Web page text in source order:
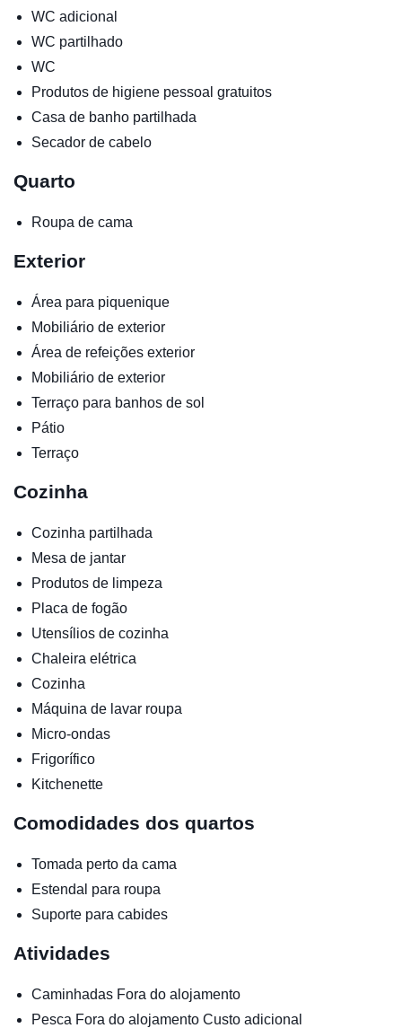
WC adicional
WC partilhado
WC
Produtos de higiene pessoal gratuitos
Casa de banho partilhada
Secador de cabelo
Quarto
Roupa de cama
Exterior
Área para piquenique
Mobiliário de exterior
Área de refeições exterior
Mobiliário de exterior
Terraço para banhos de sol
Pátio
Terraço
Cozinha
Cozinha partilhada
Mesa de jantar
Produtos de limpeza
Placa de fogão
Utensílios de cozinha
Chaleira elétrica
Cozinha
Máquina de lavar roupa
Micro-ondas
Frigorífico
Kitchenette
Comodidades dos quartos
Tomada perto da cama
Estendal para roupa
Suporte para cabides
Atividades
Caminhadas Fora do alojamento
Pesca Fora do alojamento Custo adicional